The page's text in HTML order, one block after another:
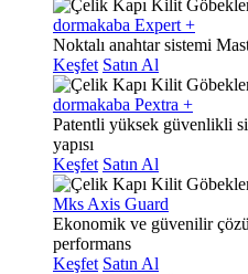
dormakaba Expert +
Noktalı anahtar sistemi
Keşfet Satın Al
dormakaba Pextra +
Patentli yüksek güvenlikli
yapısı
Keşfet Satın Al
Mks Axis Guard
Ekonomik ve güvenilir
performans
Keşfet Satın Al